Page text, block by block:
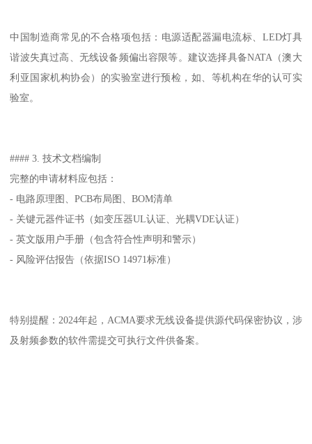
中国制造商常见的不合格项包括：电源适配器漏电流标、LED灯具
谐波失真过高、无线设备频偏出容限等。建议选择具备NATA（澳大
利亚国家机构协会）的实验室进行预检，如、等机构在华的认可实
验室。
#### 3. 技术文档编制
完整的申请材料应包括：
- 电路原理图、PCB布局图、BOM清单
- 关键元器件证书（如变压器UL认证、光耦VDE认证）
- 英文版用户手册（包含符合性声明和警示）
- 风险评估报告（依据ISO 14971标准）
特别提醒：2024年起，ACMA要求无线设备提供源代码保密协议，涉
及射频参数的软件需提交可执行文件供备案。